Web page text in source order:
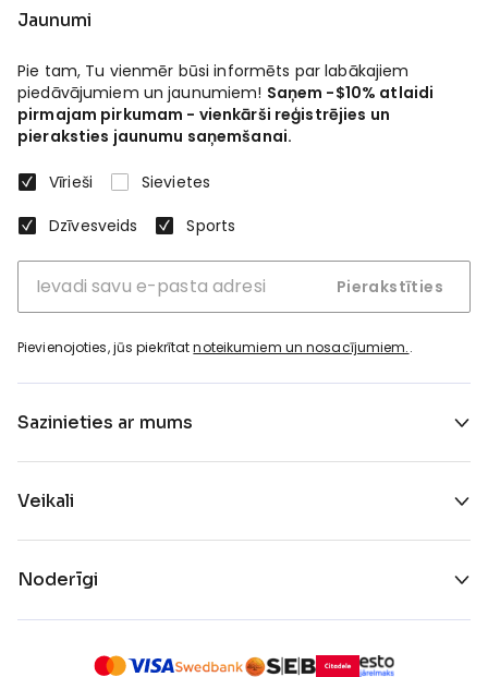
Jaunumi
Pie tam, Tu vienmēr būsi informēts par labākajiem
piedāvājumiem un jaunumiem! Saņem -$10% atlaidi
pirmajam pirkumam - vienkārši reģistrējies un
pieraksties jaunumu saņemšanai.
Vīrieši
Sievietes
Dzīvesveids
Sports
Pierakstīties
Pievienojoties, jūs piekrītatnoteikumiem un nosacījumiem..
Sazinieties ar mums
Veikali
Noderīgi